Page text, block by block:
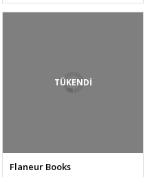
TÜKENDİ
Flaneur Books